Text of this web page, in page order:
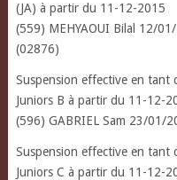
(JA) à partir du 11-12-2015
(559) MEHYAOUI Bilal 12/
(02876)
Suspension effective en tant
Juniors B à partir du 11-12-
(596) GABRIEL Sam 23/01/
Suspension effective en tant
Juniors C à partir du 11-12-